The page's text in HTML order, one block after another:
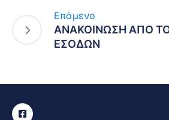
Επόμενο
ΑΝΑΚΟΙΝΩΣΗ ΑΠΟ
ΕΣΟΔΩΝ